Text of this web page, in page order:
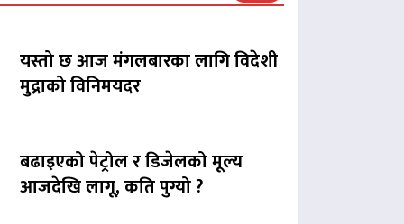
यस्तो छ आज मंगलबारका लागि विदेशी
मुद्राको विनिमयदर
बढाइएको पेट्रोल र डिजेलको मूल्य
आजदेखि लागू, कति पुग्यो ?